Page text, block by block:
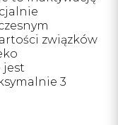
związków
jest
3